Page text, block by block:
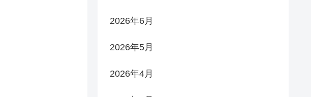
2026年6月
2026年5月
2026年4月